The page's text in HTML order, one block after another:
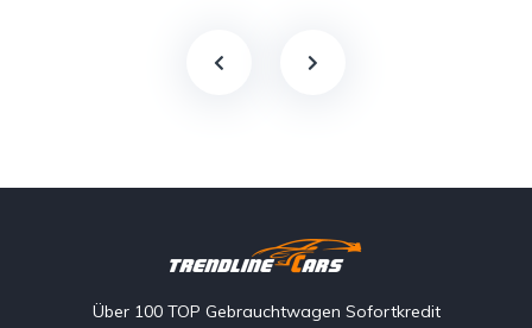
Über 100 TOP Gebrauchtwagen Sofortkredit